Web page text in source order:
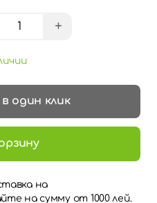
+
один клик
на
на сумму от 1000 лей.